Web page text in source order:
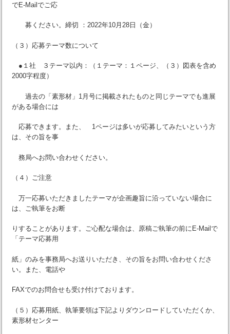
でE-Mailでご応
募ください。締切 ：2022年10月28日（金）
（３）応募テーマ数について
●１社 ３テーマ以内：（１テーマ：１ページ、（３）図表を含め
2000字程度）
過去の「素形材」1月号に掲載されたものと同じテーマでも進展
がある場合には
応募できます。また、 1ページは多いが応募してみたいという方
は、その旨を事
務局へお問い合わせください。
（４）ご注意
万一応募いただきましたテーマが企画趣旨に沿っていない場合に
は、ご執筆をお断
りすることがあります。ご心配な場合は、原稿ご執筆の前にE-Mailで
「テーマ応募用
紙」のみを事務局へお送りいただき、その旨をお問い合わせくださ
い。また、電話や
FAXでのお問合せも受け付けております。
（５）応募用紙、執筆要領は下記よりダウンロードしていただくか、
素形材センター